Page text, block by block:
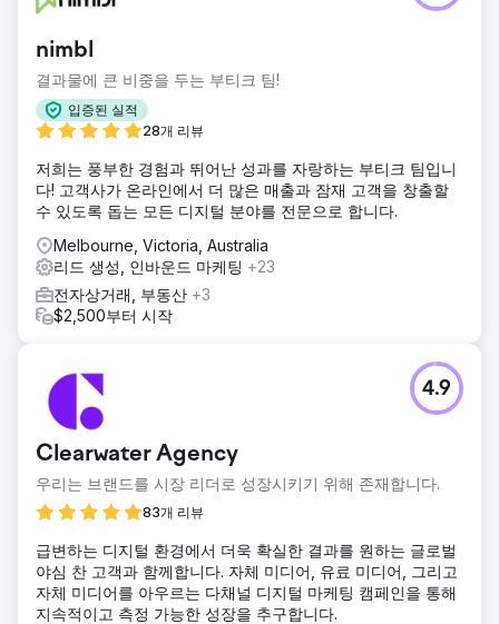
nimbl
결과물에 큰 비중을 두는 부티크 팀!
입증된 실적
28개 리뷰
저희는 풍부한 경험과 뛰어난 성과를 자랑하는 부티크 팀입니
다! 고객사가 온라인에서 더 많은 매출과 잠재 고객을 창출할
수 있도록 돕는 모든 디지털 분야를 전문으로 합니다.
Melbourne, Victoria, Australia
리드 생성, 인바운드 마케팅 +23
전자상거래, 부동산 +3
$2,500부터 시작
Clearwater Agency
우리는 브랜드를 시장 리더로 성장시키기 위해 존재합니다.
83개 리뷰
4.9
급변하는 디지털 환경에서 더욱 확실한 결과를 원하는 글로벌
야심 찬 고객과 함께합니다. 자체 미디어, 유료 미디어, 그리고
자체 미디어를 아우르는 다채널 디지털 마케팅 캠페인을 통해
지속적이고 측정 가능한 성장을 추구합니다.